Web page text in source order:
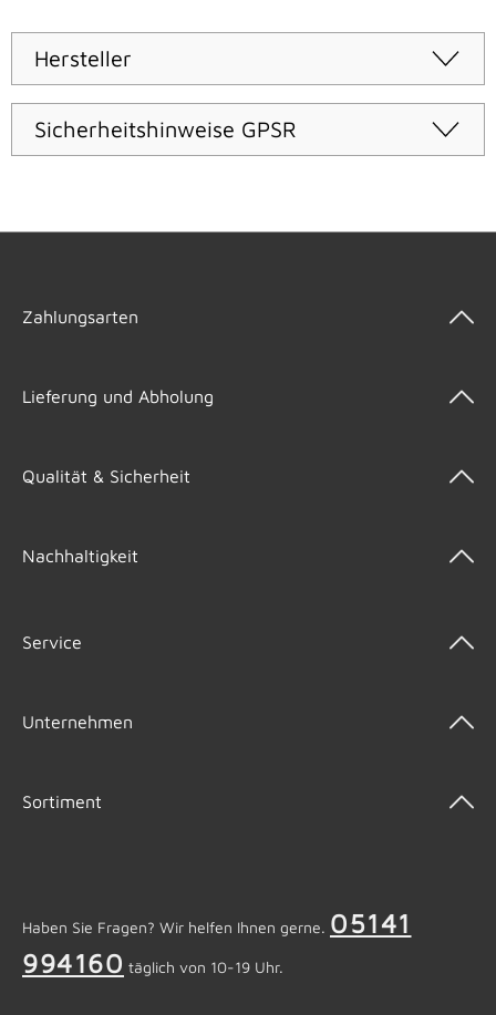
Hersteller
Sicherheitshinweise GPSR
Zahlungsarten
Lieferung und Abholung
Qualität & Sicherheit
Nachhaltigkeit
Service
Unternehmen
Sortiment
Haben Sie Fragen? Wir helfen Ihnen gerne. 05141
994160 täglich von 10-19 Uhr.